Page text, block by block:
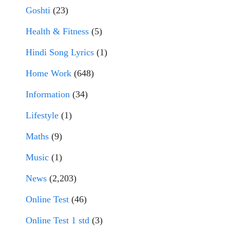
Goshti (23)
Health & Fitness (5)
Hindi Song Lyrics (1)
Home Work (648)
Information (34)
Lifestyle (1)
Maths (9)
Music (1)
News (2,203)
Online Test (46)
Online Test 1 std (3)